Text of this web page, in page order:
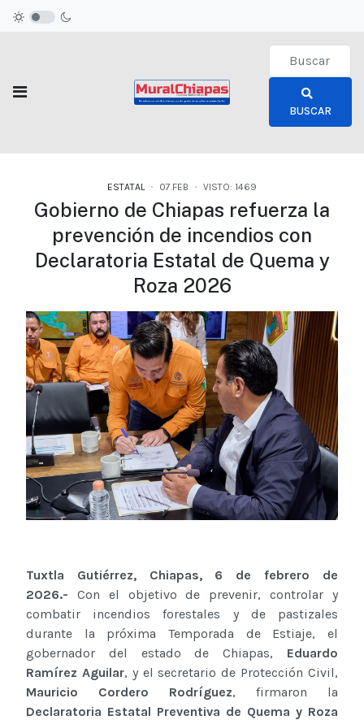
Type 2 or
BUSCAR
ESTATAL 07.FEB VISTO: 1469
Gobierno de Chiapas refuerza la
prevención de incendios con
Declaratoria Estatal de Quema y
Roza 2026
Tuxtla Gutiérrez, Chiapas, 6 de febrero de
2026.- Con el objetivo de prevenir, controlar y
combatir incendios forestales y de pastizales
durante la próxima Temporada de Estiaje, el
gobernador del estado de Chiapas, Eduardo
Ramírez Aguilar, y el secretario de Protección Civil,
Mauricio Cordero Rodríguez, firmaron la
Declaratoria Estatal Preventiva de Quema y Roza